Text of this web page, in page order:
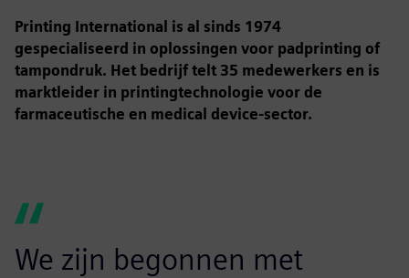
Printing International is al sinds 1974
gespecialiseerd in oplossingen voor padprinting of
tampondruk. Het bedrijf telt 35 medewerkers en is
marktleider in printingtechnologie voor de
farmaceutische en medical device-sector.
We zijn begonnen met